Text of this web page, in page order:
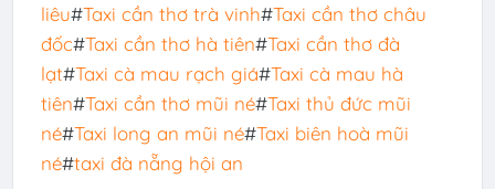
liêu#Taxi cần thơ trà vinh#Taxi cần thơ châu
đốc#Taxi cần thơ hà tiên#Taxi cần thơ đà
lạt#Taxi cà mau rạch giá#Taxi cà mau hà
tiên#Taxi cần thơ mũi né#Taxi thủ đức mũi
né#Taxi long an mũi né#Taxi biên hoà mũi
né#taxi đà nẵng hội an